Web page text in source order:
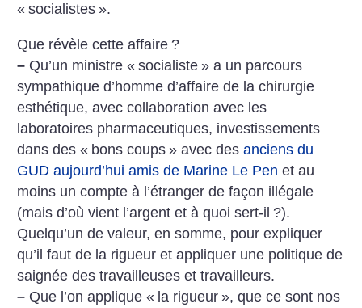
« socialistes ».
Que révèle cette affaire ?
– Qu’un ministre « socialiste » a un parcours
sympathique d’homme d’affaire de la chirurgie
esthétique, avec collaboration avec les
laboratoires pharmaceutiques, investissements
dans des « bons coups » avec desanciens du
GUD aujourd’hui amis de Marine Le Pen et au
moins un compte à l’étranger de façon illégale
(mais d’où vient l’argent et à quoi sert-il ?).
Quelqu’un de valeur, en somme, pour expliquer
qu’il faut de la rigueur et appliquer une politique de
saignée des travailleuses et travailleurs.
– Que l’on applique « la rigueur », que ce sont nos